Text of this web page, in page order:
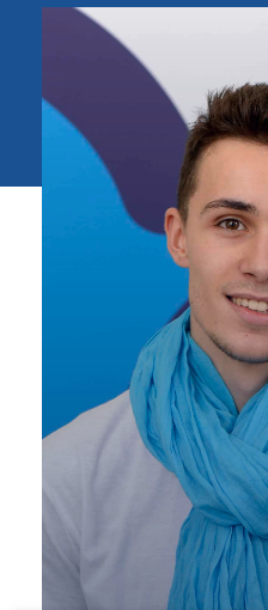
S’engager
Nos partenaires
Actualités
Photos
Vidéos
Contactez-nous
Suivez
Shanghai 2026
Questions
Actualités
Espace presse
Inscription à la
Espace membres